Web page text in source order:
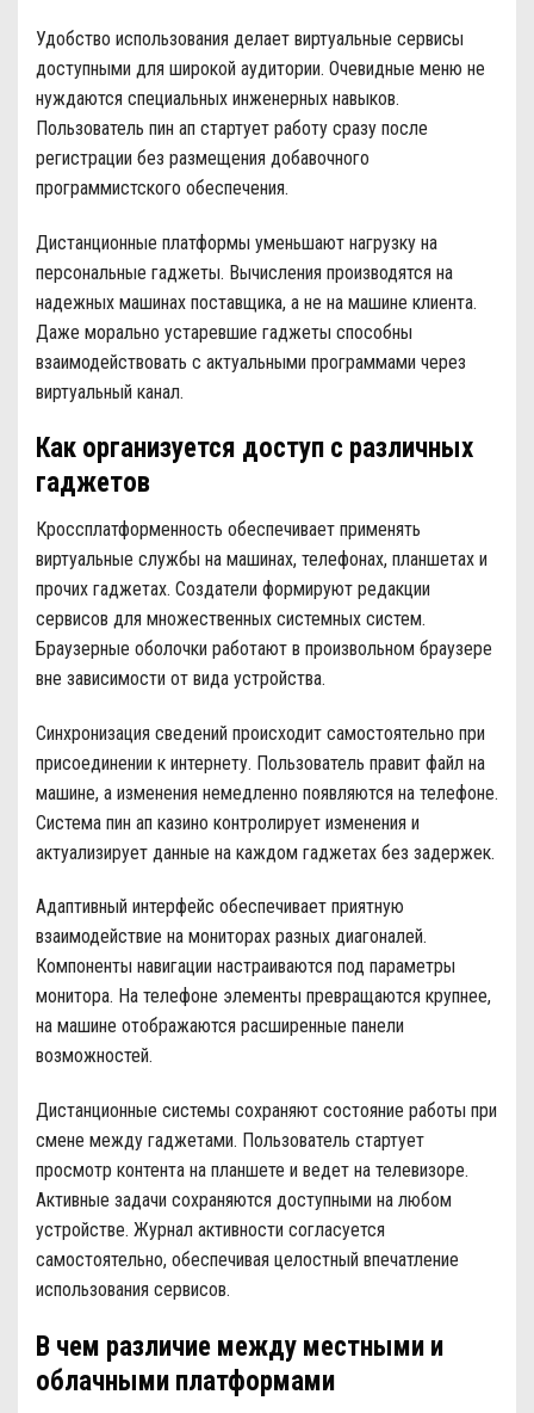
Удобство использования делает виртуальные сервисы
доступными для широкой аудитории. Очевидные меню не
нуждаются специальных инженерных навыков.
Пользователь пин ап стартует работу сразу после
регистрации без размещения добавочного
программистского обеспечения.
Дистанционные платформы уменьшают нагрузку на
персональные гаджеты. Вычисления производятся на
надежных машинах поставщика, а не на машине клиента.
Даже морально устаревшие гаджеты способны
взаимодействовать с актуальными программами через
виртуальный канал.
Как организуется доступ с различных
гаджетов
Кроссплатформенность обеспечивает применять
виртуальные службы на машинах, телефонах, планшетах и
прочих гаджетах. Создатели формируют редакции
сервисов для множественных системных систем.
Браузерные оболочки работают в произвольном браузере
вне зависимости от вида устройства.
Синхронизация сведений происходит самостоятельно при
присоединении к интернету. Пользователь правит файл на
машине, а изменения немедленно появляются на телефоне.
Система пин ап казино контролирует изменения и
актуализирует данные на каждом гаджетах без задержек.
Адаптивный интерфейс обеспечивает приятную
взаимодействие на мониторах разных диагоналей.
Компоненты навигации настраиваются под параметры
монитора. На телефоне элементы превращаются крупнее,
на машине отображаются расширенные панели
возможностей.
Дистанционные системы сохраняют состояние работы при
смене между гаджетами. Пользователь стартует
просмотр контента на планшете и ведет на телевизоре.
Активные задачи сохраняются доступными на любом
устройстве. Журнал активности согласуется
самостоятельно, обеспечивая целостный впечатление
использования сервисов.
В чем различие между местными и
облачными платформами